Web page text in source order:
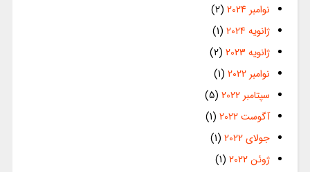
نوامبر 2024
(2)
ژانویه 2024
(1)
ژانویه 2023
(2)
نوامبر 2022
(1)
سپتامبر 2022
(5)
آگوست 2022
(1)
جولای 2022
(1)
ژوئن 2022
(1)